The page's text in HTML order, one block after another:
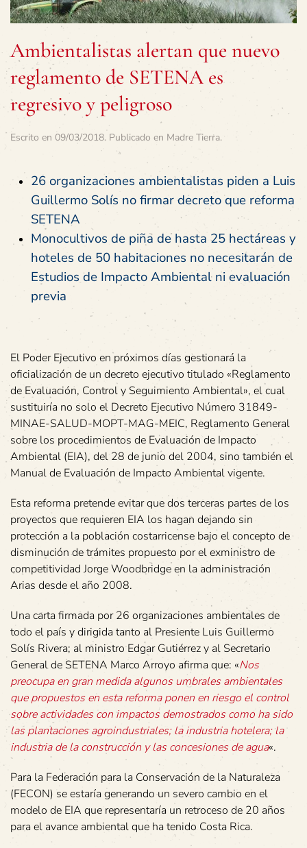
Ambientalistas alertan que nuevo
reglamento de SETENA es
regresivo y peligroso
Escrito en 09/03/2018. Publicado en Madre Tierra.
26 organizaciones ambientalistas piden a Luis
Guillermo Solís no firmar decreto que reforma
SETENA
Monocultivos de piña de hasta 25 hectáreas y
hoteles de 50 habitaciones no necesitarán de
Estudios de Impacto Ambiental ni evaluación
previa
El Poder Ejecutivo en próximos días gestionará la
oficialización de un decreto ejecutivo titulado «Reglamento
de Evaluación, Control y Seguimiento Ambiental», el cual
sustituiría no solo el Decreto Ejecutivo Número 31849-
MINAE-SALUD-MOPT-MAG-MEIC, Reglamento General
sobre los procedimientos de Evaluación de Impacto
Ambiental (EIA), del 28 de junio del 2004, sino también el
Manual de Evaluación de Impacto Ambiental vigente.
Esta reforma pretende evitar que dos terceras partes de los
proyectos que requieren EIA los hagan dejando sin
protección a la población costarricense bajo el concepto de
disminución de trámites propuesto por el exministro de
competitividad Jorge Woodbridge en la administración
Arias desde el año 2008.
Una carta firmada por 26 organizaciones ambientales de
todo el país y dirigida tanto al Presiente Luis Guillermo
Solís Rivera; al ministro Edgar Gutiérrez y al Secretario
General de SETENA Marco Arroyo afirma que: «Nos
preocupa en gran medida algunos umbrales ambientales
que propuestos en esta reforma ponen en riesgo el control
sobre actividades con impactos demostrados como ha sido
las plantaciones agroindustriales; la industria hotelera; la
industria de la construcción y las concesiones de agua«.
Para la Federación para la Conservación de la Naturaleza
(FECON) se estaría generando un severo cambio en el
modelo de EIA que representaría un retroceso de 20 años
para el avance ambiental que ha tenido Costa Rica.